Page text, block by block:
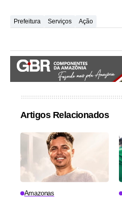
Prefeitura Serviços Ação
Artigos Relacionados
Amazonas